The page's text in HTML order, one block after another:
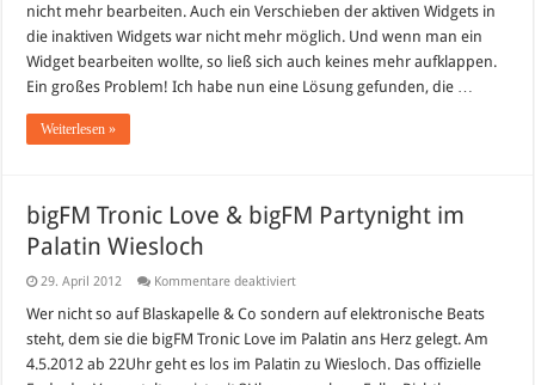
nicht mehr bearbeiten. Auch ein Verschieben der aktiven Widgets in
die inaktiven Widgets war nicht mehr möglich. Und wenn man ein
Widget bearbeiten wollte, so ließ sich auch keines mehr aufklappen.
Ein großes Problem! Ich habe nun eine Lösung gefunden, die …
Weiterlesen »
bigFM Tronic Love & bigFM Partynight im
Palatin Wiesloch
29. April 2012 Kommentare deaktiviertfür
Tronic
&
bigFM
Partynight
Wer nicht so auf Blaskapelle & Co sondern auf elektronische Beats
steht, dem sie die bigFM Tronic Love im Palatin ans Herz gelegt. Am
4.5.2012 ab 22Uhr geht es los im Palatin zu Wiesloch. Das offizielle